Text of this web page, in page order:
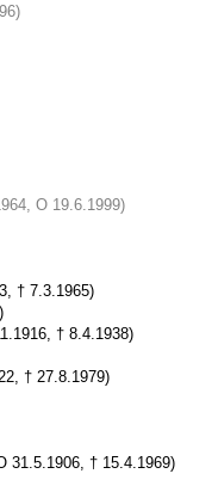
O 19.6.1999)
† 7.3.1965)
† 8.4.1938)
† 27.8.1979)
31.5.1906, † 15.4.1969)